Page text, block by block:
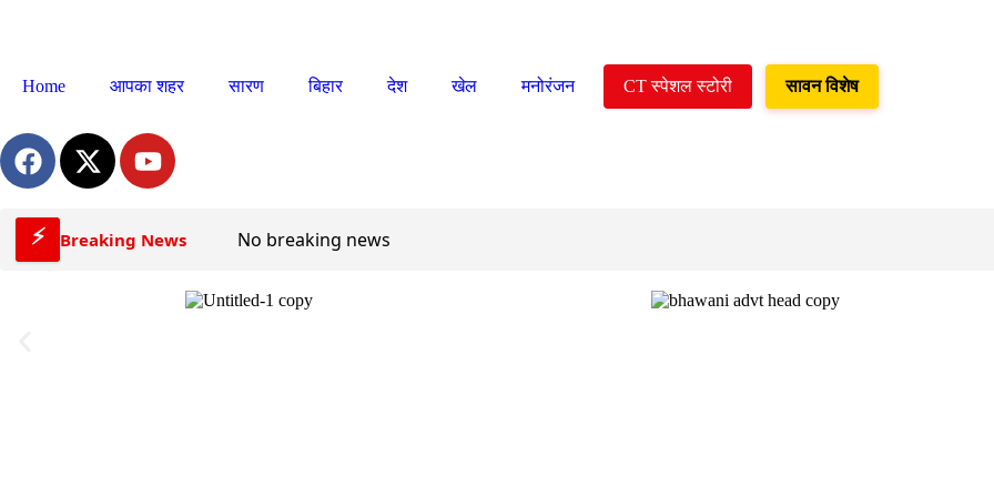
Home आपका शहर सारण बिहार देश खेल मनोरंजन CT स्पेशल स्टोरी सावन विशेष
⚡ Breaking News No breaking news